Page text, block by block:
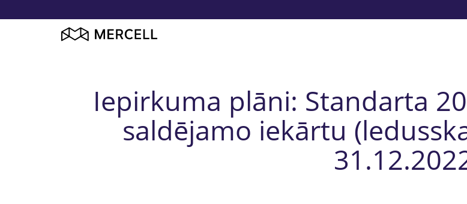
Iepirkuma plāni: Standarta
saldējamo iekārtu